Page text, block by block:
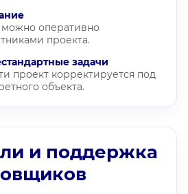
оперативно
проекта.
задачи
проект корректируется под
объекта.
и поддержка